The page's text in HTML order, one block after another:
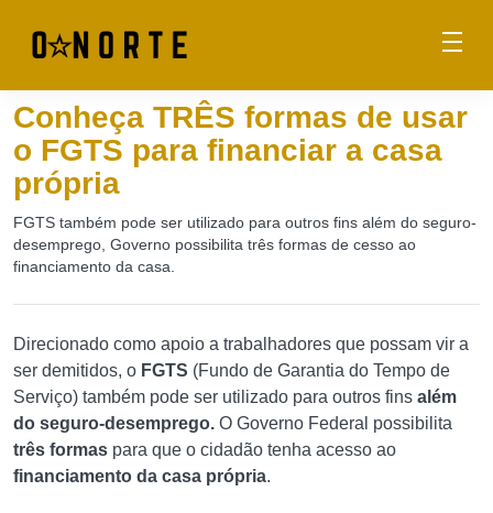
Conheça TRÊS formas de usar
o FGTS para financiar a casa
própria
FGTS também pode ser utilizado para outros fins além do seguro-
desemprego, Governo possibilita três formas de cesso ao
financiamento da casa.
Direcionado como apoio a trabalhadores que possam vir a
ser demitidos, o FGTS (Fundo de Garantia do Tempo de
Serviço) também pode ser utilizado para outros fins além
do seguro-desemprego. O Governo Federal possibilita
três formas para que o cidadão tenha acesso ao
financiamento da casa própria.